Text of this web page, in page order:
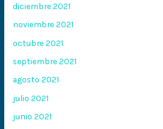
diciembre 2021
noviembre 2021
octubre 2021
septiembre 2021
agosto 2021
julio 2021
junio 2021